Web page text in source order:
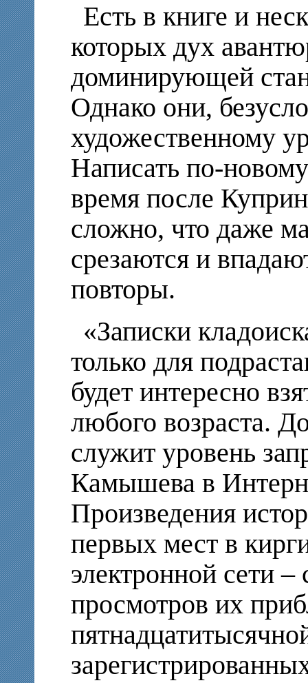
Есть в книге и
которых дух
доминирующей
Однако они,
художественному
Написать по-
время после
сложно, что даже
срезаются и
повторы.
«Записки
только для
будет интересно
любого возраста.
служит уровень
Камышева в
Произведения
первых мест в
электронной сети
просмотров их